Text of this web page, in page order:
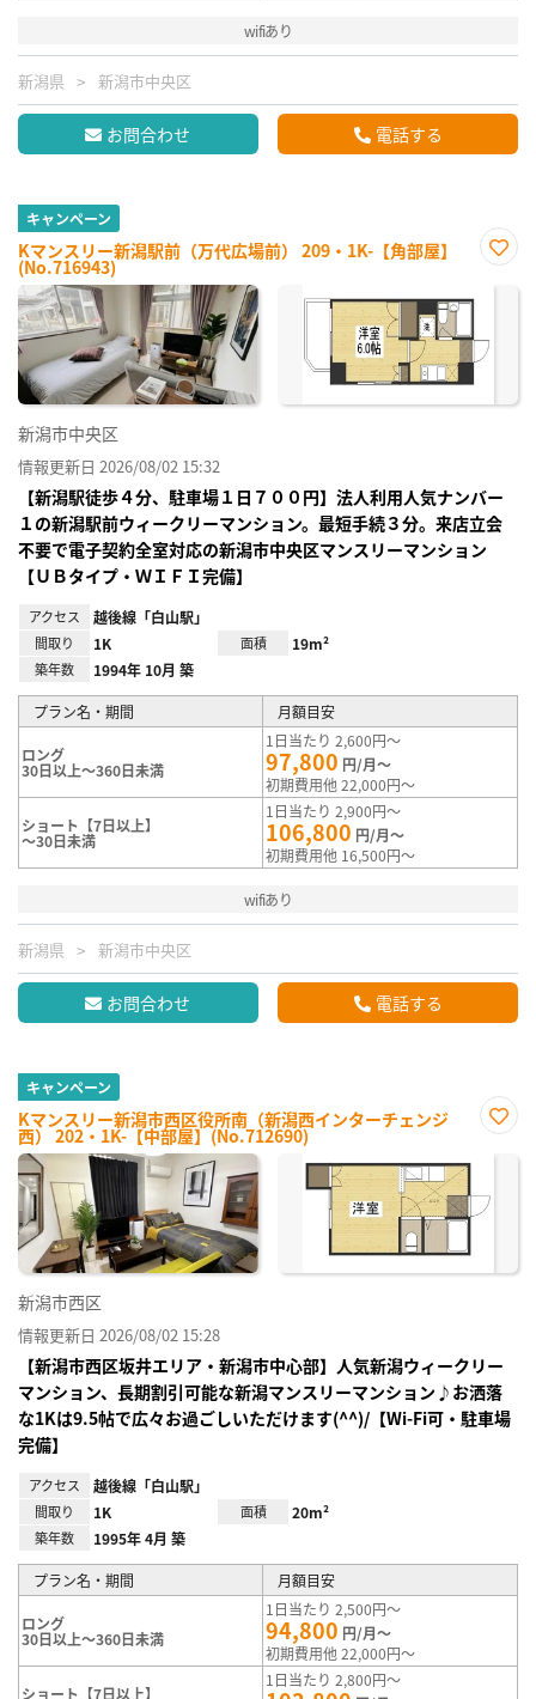
wifiあり
新潟県 新潟市中央区
お問合わせ 電話する
キャンペーン
Kマンスリー新潟駅前（万代広場前） 209・1K-【角部屋】
(No.716943)
に入
新潟市中央区
情報更新日 2026/08/02 15:32
【新潟駅徒歩４分、駐車場１日７００円】法人利用人気ナンバー
１の新潟駅前ウィークリーマンション。最短手続３分。来店立会
不要で電子契約全室対応の新潟市中央区マンスリーマンション
【ＵＢタイプ・ＷＩＦＩ完備】
アクセス 越後線「白山駅」
間取り 1K 面積 19m²
築年数 1994年 10月 築
プラン名・期間 月額目安
ロング
30日以上～360日未満
1日当たり 2,600円～
97,800 円/月～
初期費用他 22,000円～
ショート【7日以上】
～30日未満
1日当たり 2,900円～
106,800 円/月～
初期費用他 16,500円～
wifiあり
新潟県 新潟市中央区
お問合わせ 電話する
キャンペーン
Kマンスリー新潟市西区役所南（新潟西インターチェンジ
西） 202・1K-【中部屋】(No.712690)
に入
録
新潟市西区
情報更新日 2026/08/02 15:28
【新潟市西区坂井エリア・新潟市中心部】人気新潟ウィークリー
マンション、長期割引可能な新潟マンスリーマンション♪お洒落
な1Kは9.5帖で広々お過ごしいただけます(^^)/【Wi-Fi可・駐車場
完備】
アクセス 越後線「白山駅」
間取り 1K 面積 20m²
築年数 1995年 4月 築
プラン名・期間 月額目安
ロング
30日以上～360日未満
1日当たり 2,500円～
94,800 円/月～
初期費用他 22,000円～
ショート【7日以上】
1日当たり 2,800円～